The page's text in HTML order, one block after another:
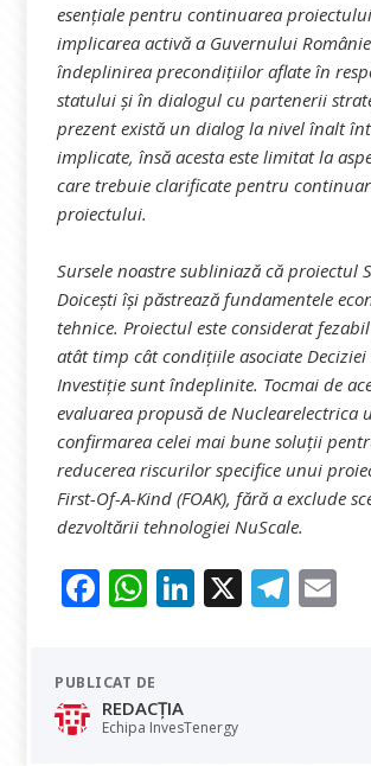
esențiale pentru continuarea
implicarea activă a Guvernului
îndeplinirea precondițiilor aflate în
statului și în dialogul cu partenerii
prezent există un dialog la nivel înalt
implicate, însă acesta este limitat la
care trebuie clarificate pentru
proiectului.
Sursele noastre subliniază că proiectul
Doicești își păstrează fundamentele
tehnice. Proiectul este considerat
atât timp cât condițiile asociate Deciziei
Investiție sunt îndeplinite. Tocmai de
evaluarea propusă de Nuclearelectrica
confirmarea celei mai bune soluții
reducerea riscurilor specifice unui
First-Of-A-Kind (FOAK), fără a exclude
dezvoltării tehnologiei NuScale.
F
ac
b
o
W
h
s
A
Li
n
dI
X T
el
PUBLICAT DE
REDACȚIA
Echipa InvesTenergy